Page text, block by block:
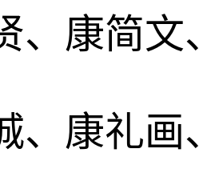
、康简文
、康礼画